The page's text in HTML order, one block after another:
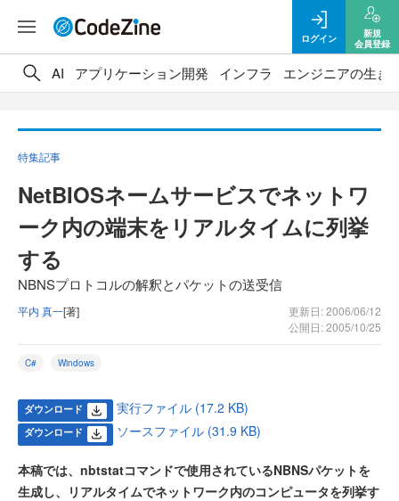
ログイン
新規
会員登録
AI アプリケーション開発 インフラ エンジニアの生き
特集記事
NetBIOSネームサービスでネットワ
ーク内の端末をリアルタイムに列挙
する
NBNSプロトコルの解釈とパケットの送受信
平内 真一[著]
更新日: 2006/06/12
公開日: 2005/10/25
C# Windows
ダウンロード 実行ファイル (17.2 KB)
ダウンロード ソースファイル (31.9 KB)
本稿では、nbtstatコマンドで使用されているNBNSパケットを
生成し、リアルタイムでネットワーク内のコンピュータを列挙す